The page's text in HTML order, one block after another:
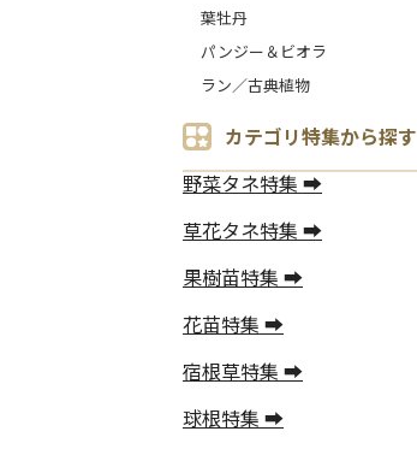
葉牡丹
パンジー＆ビオラ
ラン／古典植物
カテゴリ特集から探す
野菜タネ特集 ➡
草花タネ特集 ➡
果樹苗特集 ➡
花苗特集 ➡
宿根草特集 ➡
球根特集 ➡